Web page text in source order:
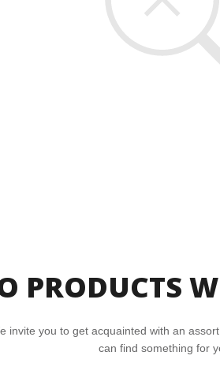
PRODUCTS
invite you to get acquainted with an
can find something for